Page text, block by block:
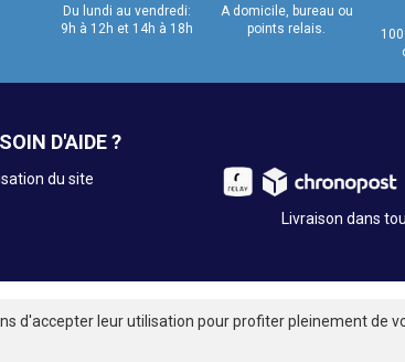
Du lundi au vendredi:
9h à 12h et 14h à 18h
A domicile, bureau ou
points relais.
D'AIDE ?
du site
Livraison dans
d'accepter leur utilisation pour profiter pleinement de